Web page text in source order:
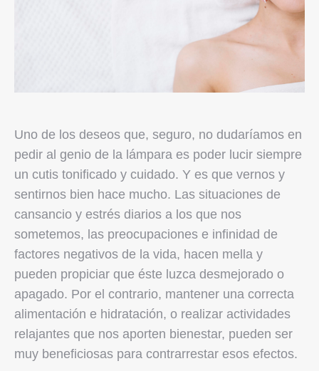
Uno de los deseos que, seguro, no dudaríamos en
pedir al genio de la lámpara es poder lucir siempre
un cutis tonificado y cuidado. Y es que vernos y
sentirnos bien hace mucho. Las situaciones de
cansancio y estrés diarios a los que nos
sometemos, las preocupaciones e infinidad de
factores negativos de la vida, hacen mella y
pueden propiciar que éste luzca desmejorado o
apagado. Por el contrario, mantener una correcta
alimentación e hidratación, o realizar actividades
relajantes que nos aporten bienestar, pueden ser
muy beneficiosas para contrarrestar esos efectos.